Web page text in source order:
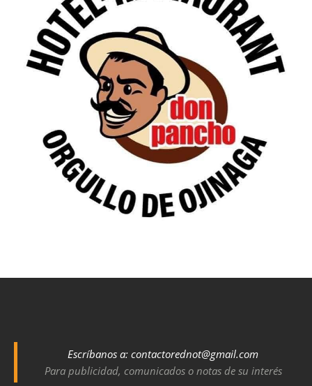
Escríbanos a: contactorednot@gmail.com
Para publicidad, comunicados o notas de su interés